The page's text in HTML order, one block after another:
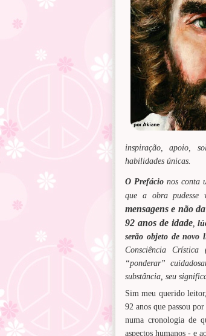
inspiração, apoio,
habilidades únicas.
O Prefácionos conta
que a obra pudesse
mensagens e não
92 anos de idade,
serão objeto de novo
Consciência Crística
“ponderar”
substância, seu
Sim meu querido
92 anos que passou
numa cronologia de
aspectos humanos - e